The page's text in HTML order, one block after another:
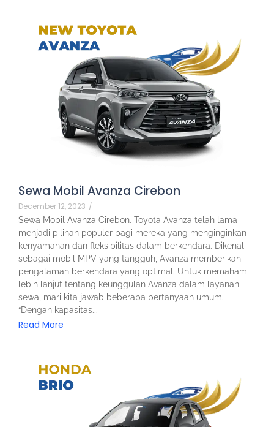
Sewa Mobil Avanza Cirebon
December 12, 2023 /
Sewa Mobil Avanza Cirebon. Toyota Avanza telah lama
menjadi pilihan populer bagi mereka yang menginginkan
kenyamanan dan fleksibilitas dalam berkendara. Dikenal
sebagai mobil MPV yang tangguh, Avanza memberikan
pengalaman berkendara yang optimal. Untuk memahami
lebih lanjut tentang keunggulan Avanza dalam layanan
sewa, mari kita jawab beberapa pertanyaan umum.
“Dengan kapasitas...
Read More